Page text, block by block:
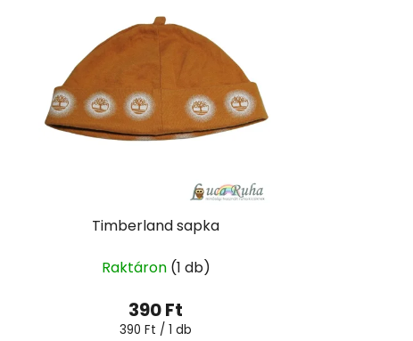
Timberland sapka
Raktáron (1 db)
390 Ft
Egységár:
390 Ft / 1 db